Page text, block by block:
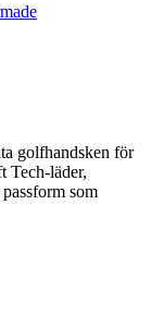
golfhandsken för
Tech-läder,
som